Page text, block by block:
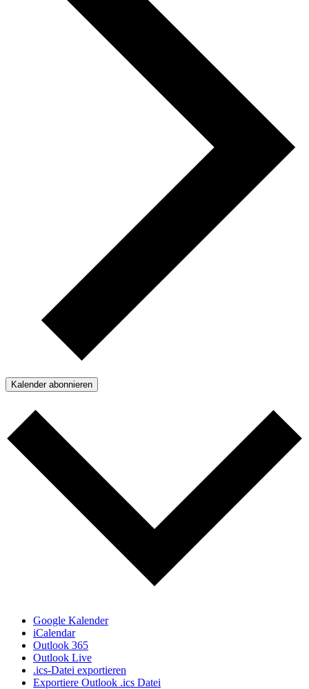
Kalender abonnieren
Google Kalender
iCalendar
Outlook 365
Outlook Live
.ics-Datei exportieren
Exportiere Outlook .ics Datei